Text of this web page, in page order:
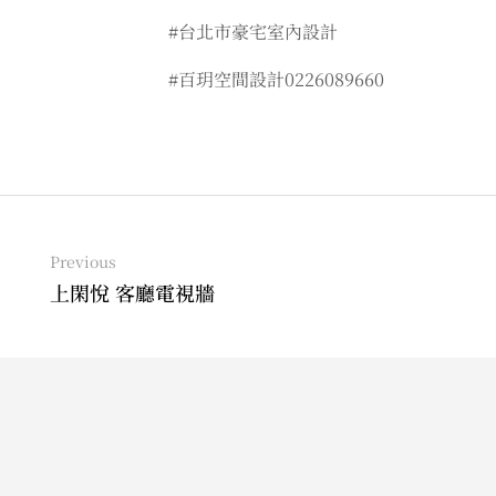
#台北市豪宅室內設計
#百玥空間設計0226089660
Previous
上閑悅 客廳電視牆